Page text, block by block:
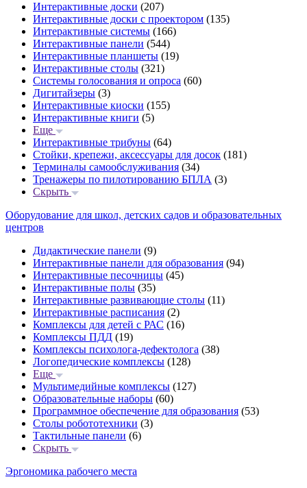
Интерактивные доски (207)
Интерактивные доски с проектором (135)
Интерактивные системы (166)
Интерактивные панели (544)
Интерактивные планшеты (19)
Интерактивные столы (321)
Системы голосования и опроса (60)
Дигитайзеры (3)
Интерактивные киоски (155)
Интерактивные книги (5)
Еще
Интерактивные трибуны (64)
Стойки, крепежи, аксессуары для досок (181)
Терминалы самообслуживания (34)
Тренажеры по пилотированию БПЛА (3)
Скрыть
Оборудование для школ, детских садов и образовательных
центров
Дидактические панели (9)
Интерактивные панели для образования (94)
Интерактивные песочницы (45)
Интерактивные полы (35)
Интерактивные развивающие столы (11)
Интерактивные расписания (2)
Комплексы для детей с РАС (16)
Комплексы ПДД (19)
Комплексы психолога-дефектолога (38)
Логопедические комплексы (128)
Еще
Мультимедийные комплексы (127)
Образовательные наборы (60)
Программное обеспечение для образования (53)
Столы робототехники (3)
Тактильные панели (6)
Скрыть
Эргономика рабочего места